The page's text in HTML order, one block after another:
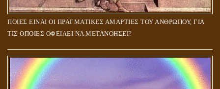
ΠΟΙΕΣ ΕΙΝΑΙ ΟΙ ΠΡΑΓΜΑΤΙΚΕΣ ΑΜΑΡΤΙΕΣ ΤΟΥ ΑΝΘΡΩΠΟΥ, ΓΙΑ
ΤΙΣ ΟΠΟΙΕΣ ΟΦΕΙΛΕΙ ΝΑ ΜΕΤΑΝΟΗΣΕΙ?